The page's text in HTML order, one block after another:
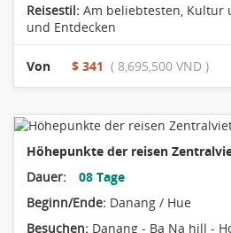
Reisestil: Am beliebtesten Kultur
und Entdecken
Von $ 341 ( 8,695,500 VND )
Höhepunkte der reisen
Dauer:
08 Tage
Beginn/Ende: Danang / Hue
Besuchen: Danang - Ba Na hill -